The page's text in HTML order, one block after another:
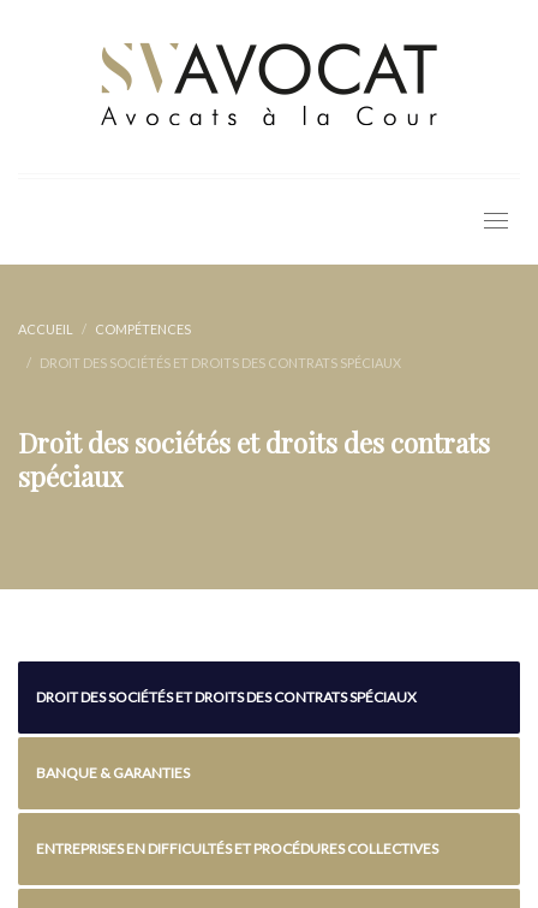
ACCUEIL COMPÉTENCES
DROIT DES SOCIÉTÉS ET DROITS DES CONTRATS SPÉCIAUX
Droit des sociétés et droits des contrats
spéciaux
DROIT DES SOCIÉTÉS ET DROITS DES CONTRATS SPÉCIAUX
BANQUE & GARANTIES
ENTREPRISES EN DIFFICULTÉS ET PROCÉDURES COLLECTIVES